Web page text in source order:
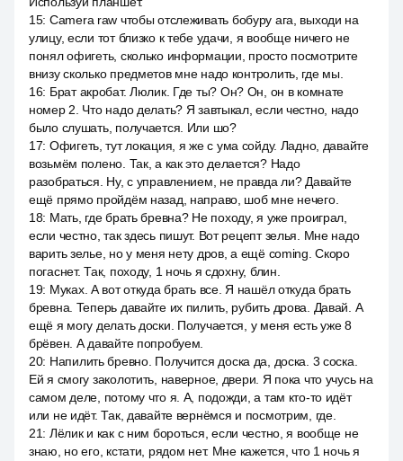
15: Camera raw чтобы отслеживать бобуру ага, выходи на
улицу, если тот близко к тебе удачи, я вообще ничего не
понял офигеть, сколько информации, просто посмотрите
внизу сколько предметов мне надо контролить, где мы.
16: Брат акробат. Люлик. Где ты? Он? Он, он в комнате
номер 2. Что надо делать? Я завтыкал, если честно, надо
было слушать, получается. Или шо?
17: Офигеть, тут локация, я же с ума сойду. Ладно, давайте
возьмём полено. Так, а как это делается? Надо
разобраться. Ну, с управлением, не правда ли? Давайте
ещё прямо пройдём назад, направо, шоб мне нечего.
18: Мать, где брать бревна? Не походу, я уже проиграл,
если честно, так здесь пишут. Вот рецепт зелья. Мне надо
варить зелье, но у меня нету дров, а ещё coming. Скоро
погаснет. Так, походу, 1 ночь я сдохну, блин.
19: Муках. А вот откуда брать все. Я нашёл откуда брать
бревна. Теперь давайте их пилить, рубить дрова. Давай. А
ещё я могу делать доски. Получается, у меня есть уже 8
брёвен. А давайте попробуем.
20: Напилить бревно. Получится доска да, доска. 3 соска.
Ей я смогу заколотить, наверное, двери. Я пока что учусь на
самом деле, потому что я. А, подожди, а там кто-то идёт
или не идёт. Так, давайте вернёмся и посмотрим, где.
21: Лёлик и как с ним бороться, если честно, я вообще не
знаю, но его, кстати, рядом нет. Мне кажется, что 1 ночь я